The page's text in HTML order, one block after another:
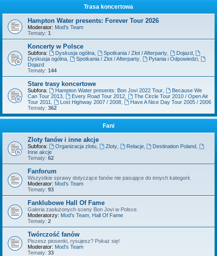
Trasa koncertowa
Hampton Water presents: Forever Tour 2026
Moderator: Mod's Team
Tematy: 1
Koncerty w Polsce
Subfora: Dyskusja ogólna, Spotkania / Zlot / Afterparty, Dojazd,
Dyskusja ogólna
Spotkania / Zlot / Afterparty, Pytania i Odpowiedzi,
Dojazd
Tematy: 144
Stare trasy koncertowe
Subfora: Hampton Water presents: Bon Jovi 2022 Tour,
Because We
Can Tour 2013
Every Road Tour 2012,
The Circle Tour 2010 / Open Air
Tour 2011
Lost Highway 2007 / 2008,
Have A Nice Day Tour 2005 / 2006
Tematy: 362
Fani
Zloty fanów i inne akcje
Subfora: Organizacja zlotu, Zloty, Relacje, Destination Poland
Inne akcje
Tematy: 62
Fanforum
Wszystkie sprawy dotyczące fanów nie pasujące do innych kategorii.
Moderator: Mod's Team
Tematy: 93
Fanklubowe Hall Of Fame
Galeria zasłużonych sceny Bon Jovi w Polsce.
Moderatorzy: Mod's Team Hall Of Fame
Tematy: 2
Twórczość fanów
Piszesz piosenki, rysujesz? Pokaż się!
Moderator: Mod's Team
Tematy: 33